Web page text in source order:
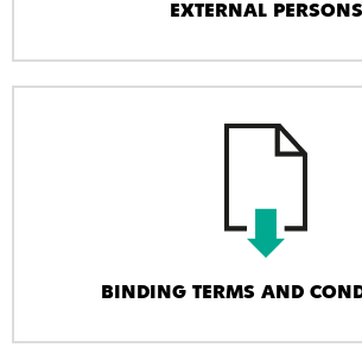
EXTERNAL PERSONS
BINDING TERMS AND